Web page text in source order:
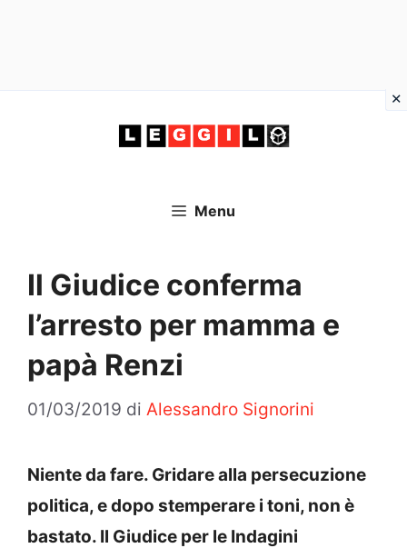
Menu
Il Giudice conferma
l’arresto per mamma e
papà Renzi
01/03/2019 di Alessandro Signorini
Niente da fare. Gridare alla persecuzione
politica, e dopo stemperare i toni, non è
bastato. Il Giudice per le Indagini